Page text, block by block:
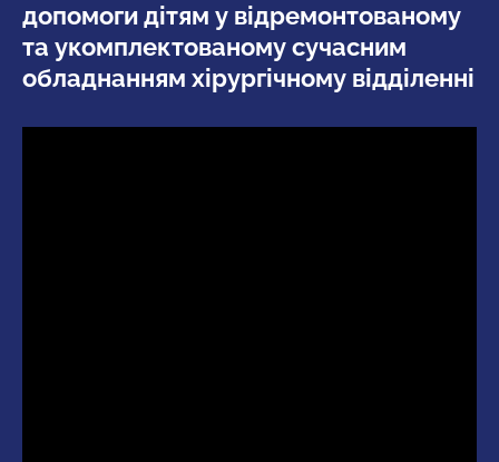
допомоги дітям у відремонтованому
та укомплектованому сучасним
обладнанням хірургічному відділенні